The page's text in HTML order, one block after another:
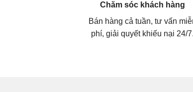
Chăm sóc khách hàng
Bán hàng cả tuần, tư vấn
phí, giải quyết khiếu nại 24/7.